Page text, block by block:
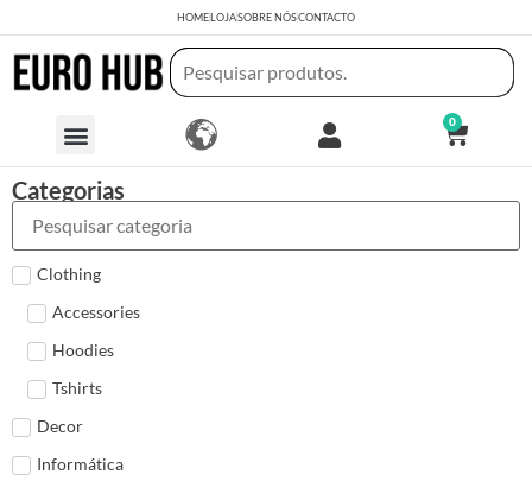
HOMELOJASOBRE NÓSCONTACTO
0
Categorias
Clothing
Accessories
Hoodies
Tshirts
Decor
Informática